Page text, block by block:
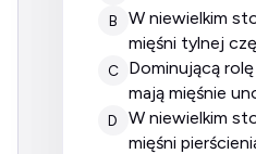
B
w niewielkim stopniu skurczem
mięśni tylnej
C
dominującą rolę w połykaniu
mają mięśnie
D
w niewielkim stopniu skurczem
mięśni